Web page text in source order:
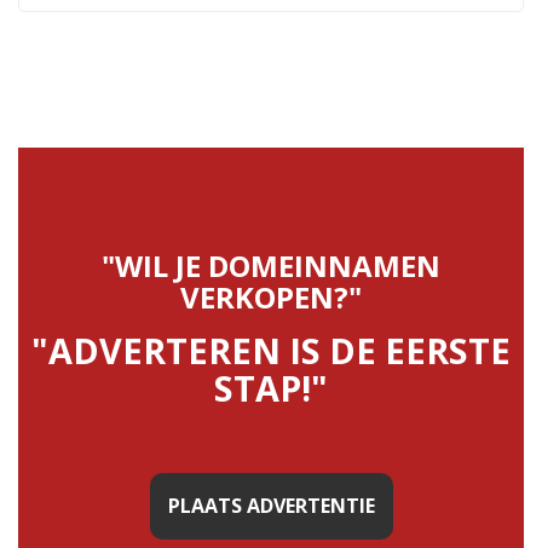
"WIL JE DOMEINNAMEN
VERKOPEN?"
"ADVERTEREN IS DE EERSTE
STAP!"
PLAATS ADVERTENTIE